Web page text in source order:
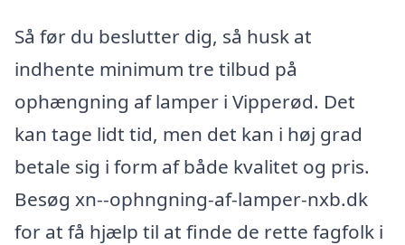
Så før du beslutter dig, så husk at
indhente minimum tre tilbud på
ophængning af lamper i Vipperød. Det
kan tage lidt tid, men det kan i høj grad
betale sig i form af både kvalitet og pris.
Besøg xn--ophngning-af-lamper-nxb.dk
for at få hjælp til at finde de rette fagfolk i